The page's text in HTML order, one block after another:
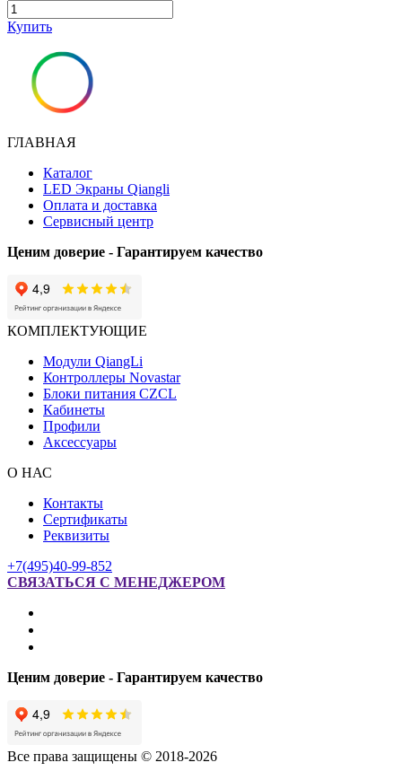
Купить
ГЛАВНАЯ
Каталог
LED Экраны Qiangli
Оплата и доставка
Сервисный центр
Ценим доверие - Гарантируем качество
КОМПЛЕКТУЮЩИЕ
Модули QiangLi
Контроллеры Novastar
Блоки питания CZCL
Кабинеты
Профили
Аксессуары
О НАС
Контакты
Сертификаты
Реквизиты
+7(495)40-99-852
СВЯЗАТЬСЯ С МЕНЕДЖЕРОМ
Ценим доверие - Гарантируем качество
Все права защищены © 2018-2026